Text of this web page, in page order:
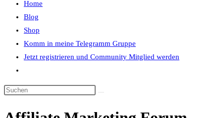
panel.
Home
Blog
Shop
Komm in meine Telegramm Gruppe
Jetzt registrieren und Community Mitglied werden
umschalten
Diese
durchsuchen